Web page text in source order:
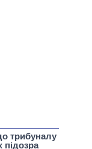
трибуналу
підозра